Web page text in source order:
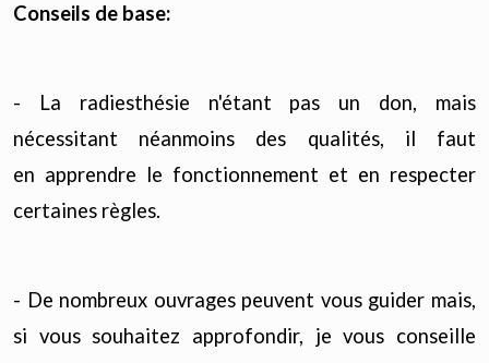
Conseils de base:
- La radiesthésie n'étant pas un don, mais
nécessitant néanmoins des qualités, il faut
en apprendre le fonctionnement et en respecter
certaines règles.
- De nombreux ouvrages peuvent vous guider mais,
si vous souhaitez approfondir, je vous conseille